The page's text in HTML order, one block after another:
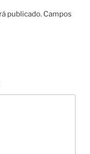
publicado. Campos